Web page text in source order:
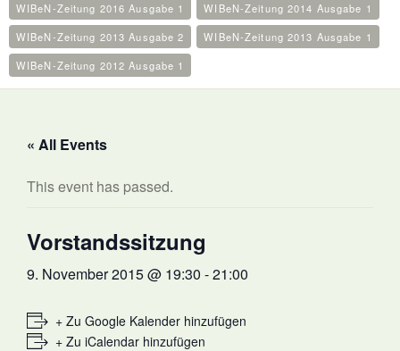
WIBeN-Zeitung 2016 Ausgabe 1
WIBeN-Zeitung 2014 Ausgabe 1
WIBeN-Zeitung 2013 Ausgabe 2
WIBeN-Zeitung 2013 Ausgabe 1
WIBeN-Zeitung 2012 Ausgabe 1
« All Events
This event has passed.
Vorstandssitzung
9. November 2015 @ 19:30 -21:00
+ Zu Google Kalender hinzufügen
+ Zu iCalendar hinzufügen